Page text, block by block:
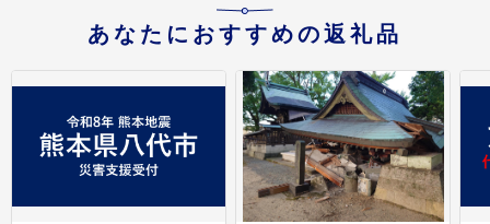
あなたにおすすめの返礼品